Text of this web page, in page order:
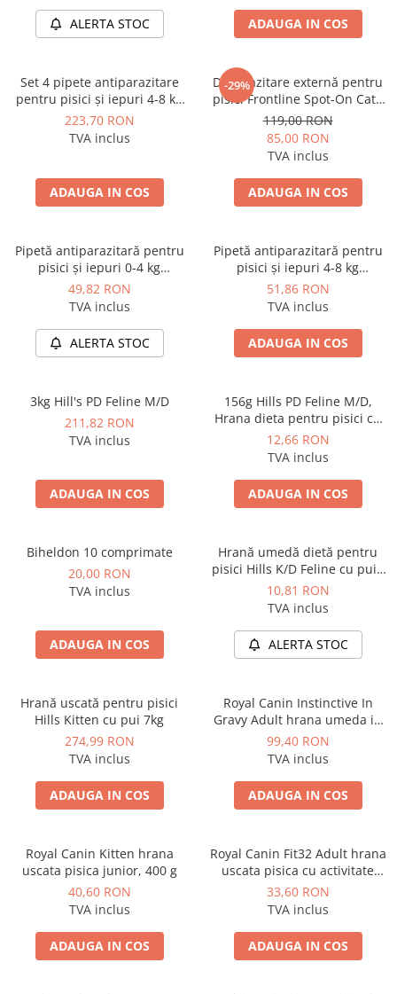
ALERTA STOC ADAUGA IN COS
Set 4 pipete antiparazitare
pentru pisici și iepuri 4-8 kg
Advantage 80
223,70 RON
TVA inclus
ADAUGA IN COS
-29%
Deparazitare externă pentru
pisici Frontline Spot-On Cat -
cutie cu 3 pipete
119,00 RON
85,00 RON
TVA inclus
ADAUGA IN COS
Pipetă antiparazitară pentru
pisici și iepuri 0-4 kg
Advantage 40 - 1 pipetă
49,82 RON
TVA inclus
ALERTA STOC
Pipetă antiparazitară pentru
pisici și iepuri 4-8 kg
Advantage 80 - 1 pipetă
51,86 RON
TVA inclus
ADAUGA IN COS
3kg Hill's PD Feline M/D
211,82 RON
TVA inclus
ADAUGA IN COS
156g Hills PD Feline M/D,
Hrana dieta pentru pisici cu
diabet sau obezitate
12,66 RON
TVA inclus
ADAUGA IN COS
Biheldon 10 comprimate
20,00 RON
TVA inclus
ADAUGA IN COS
Hrană umedă dietă pentru
pisici Hills K/D Feline cu pui -
plic 85g
10,81 RON
TVA inclus
ALERTA STOC
Hrană uscată pentru pisici
Hills Kitten cu pui 7kg
274,99 RON
TVA inclus
ADAUGA IN COS
Royal Canin Instinctive In
Gravy Adult hrana umeda in
sos pentru pisica, 12 x 85 g
99,40 RON
TVA inclus
ADAUGA IN COS
Royal Canin Kitten hrana
uscata pisica junior, 400 g
40,60 RON
TVA inclus
ADAUGA IN COS
Royal Canin Fit32 Adult hrana
uscata pisica cu activitate
fizica moderata, 400 g
33,60 RON
TVA inclus
ADAUGA IN COS